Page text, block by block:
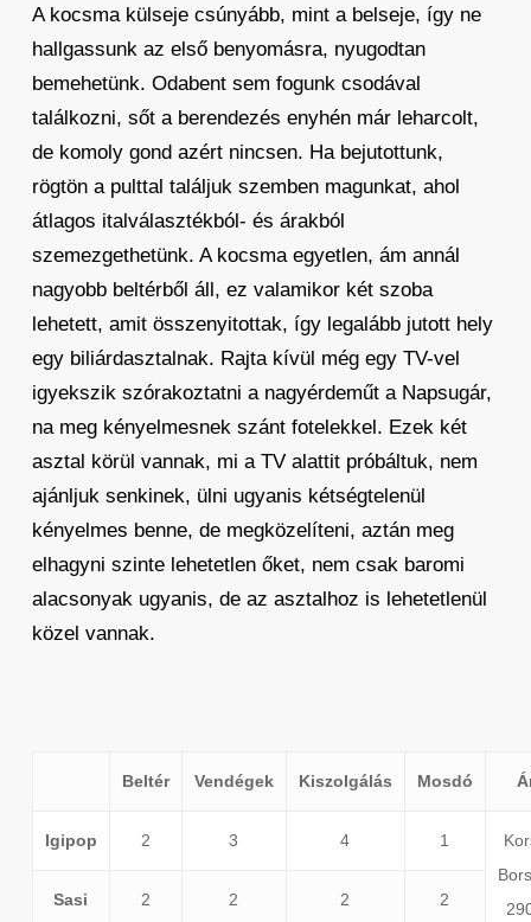
A kocsma külseje csúnyább, mint a belseje, így ne
hallgassunk az első benyomásra, nyugodtan
bemehetünk. Odabent sem fogunk csodával
találkozni, sőt a berendezés enyhén már leharcolt,
de komoly gond azért nincsen. Ha bejutottunk,
rögtön a pulttal találjuk szemben magunkat, ahol
átlagos italválasztékból- és árakból
szemezgethetünk. A kocsma egyetlen, ám annál
nagyobb beltérből áll, ez valamikor két szoba
lehetett, amit összenyitottak, így legalább jutott hely
egy biliárdasztalnak. Rajta kívül még egy TV-vel
igyekszik szórakoztatni a nagyérdeműt a Napsugár,
na meg kényelmesnek szánt fotelekkel. Ezek két
asztal körül vannak, mi a TV alattit próbáltuk, nem
ajánljuk senkinek, ülni ugyanis kétségtelenül
kényelmes benne, de megközelíteni, aztán meg
elhagyni szinte lehetetlen őket, nem csak baromi
alacsonyak ugyanis, de az asztalhoz is lehetetlenül
közel vannak.
Beltér Vendégek Kiszolgálás Mosdó
Igipop 2 3 4 1
Sasi 2 2 2 2